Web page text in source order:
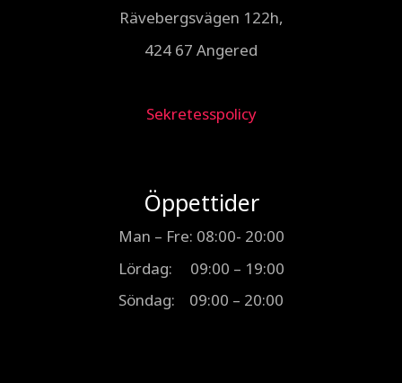
Rävebergsvägen 122h,
424 67 Angered
Sekretesspolicy
Öppettider
Man – Fre: 08:00- 20:00
Lördag: 09:00 – 19:00
Söndag: 09:00 – 20:00